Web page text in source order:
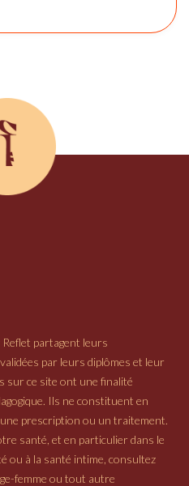
partagent leurs
par leurs diplômes et leur
sur ce site ont une finalité
Ils ne constituent en
prescription ou un traitement.
santé, et en particulier dans le
ou à la santé intime, consultez
femme ou tout autre